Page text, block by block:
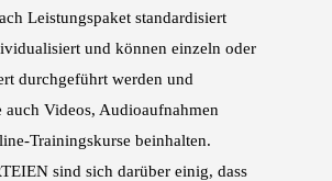
Leistungspaket standardisiert
und können einzeln oder
durchgeführt werden und
auch Videos, Audioaufnahmen
Trainingskurse beinhalten.
sind sich darüber einig, dass